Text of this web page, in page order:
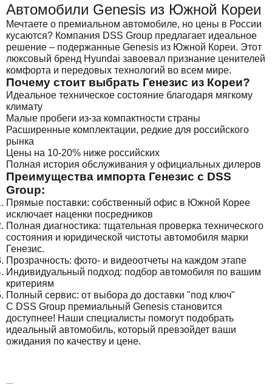
Автомобили Genesis из Южной Кореи
Мечтаете о премиальном автомобиле, но цены в России
кусаются? Компания DSS Group предлагает идеальное
решение – подержанные Genesis из Южной Кореи. Этот
люксовый бренд Hyundai завоевал признание ценителей
комфорта и передовых технологий во всем мире.
Почему стоит выбрать Генезис из Кореи?
Идеальное техническое состояние благодаря мягкому
климату
Малые пробеги из-за компактности страны
Расширенные комплектации, редкие для российского
рынка
Цены на 10-20% ниже российских
Полная история обслуживания у официальных дилеров
Преимущества импорта Генезис с DSS
Group:
Прямые поставки: собственный офис в Южной Корее
исключает наценки посредников
Полная диагностика: тщательная проверка технического
состояния и юридической чистоты автомобиля марки
Генезис.
Прозрачность: фото- и видеоотчеты на каждом этапе
Индивидуальный подход: подбор автомобиля по вашим
критериям
Полный сервис: от выбора до доставки "под ключ"
С DSS Group премиальный Genesis становится
доступнее! Наши специалисты помогут подобрать
идеальный автомобиль, который превзойдет ваши
ожидания по качеству и цене.